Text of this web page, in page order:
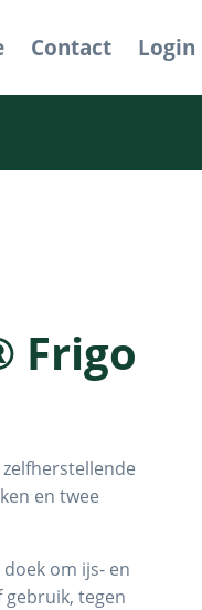
Contact Login
Frigo
en twee
om ijs- en
tegen